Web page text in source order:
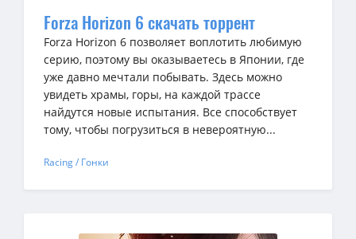
Forza Horizon 6 скачать торрент
Forza Horizon 6 позволяет воплотить любимую
серию, поэтому вы оказываетесь в Японии, где
уже давно мечтали побывать. Здесь можно
увидеть храмы, горы, на каждой трассе
найдутся новые испытания. Все способствует
тому, чтобы погрузиться в невероятную...
Racing / Гонки